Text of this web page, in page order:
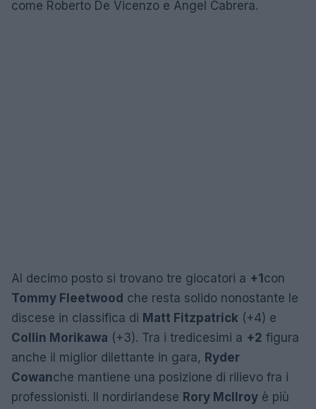
come Roberto De Vicenzo e Ángel Cabrera.
Al decimo posto si trovano tre giocatori a +1 con
Tommy Fleetwood che resta solido nonostante le
discese in classifica di Matt Fitzpatrick (+4) e
Collin Morikawa (+3). Tra i tredicesimi a +2 figura
anche il miglior dilettante in gara, Ryder
Cowanche mantiene una posizione di rilievo fra i
professionisti. Il nordirlandese Rory McIlroy è più